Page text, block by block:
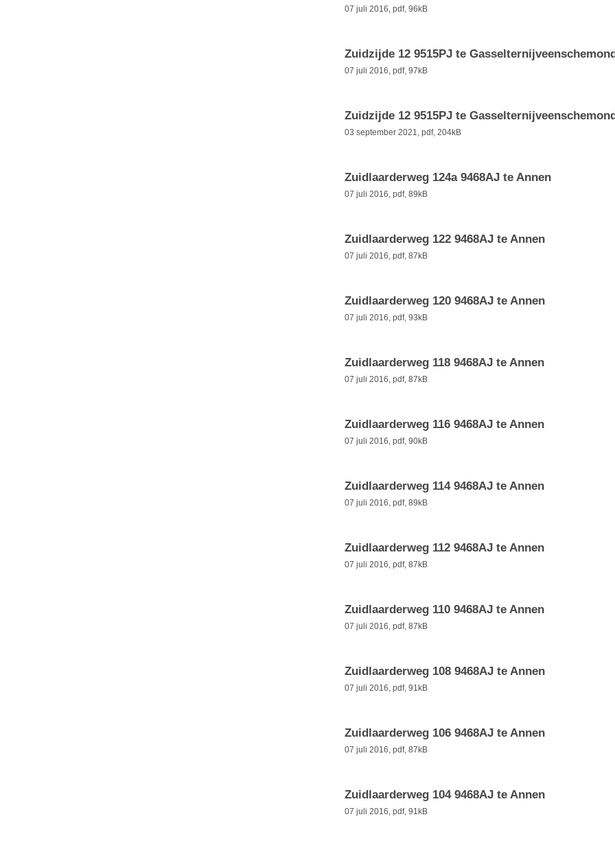
07 juli 2016, pdf, 96kB
Zuidzijde 12 9515PJ te
07 juli 2016, pdf, 97kB
Zuidzijde 12 9515PJ te
03 september 2021, pdf, 204kB
Zuidlaarderweg 124a 9468AJ te Annen
07 juli 2016, pdf, 89kB
Zuidlaarderweg 122 9468AJ te Annen
07 juli 2016, pdf, 87kB
Zuidlaarderweg 120 9468AJ te Annen
07 juli 2016, pdf, 93kB
Zuidlaarderweg 118 9468AJ te Annen
07 juli 2016, pdf, 87kB
Zuidlaarderweg 116 9468AJ te Annen
07 juli 2016, pdf, 90kB
Zuidlaarderweg 114 9468AJ te Annen
07 juli 2016, pdf, 89kB
Zuidlaarderweg 112 9468AJ te Annen
07 juli 2016, pdf, 87kB
Zuidlaarderweg 110 9468AJ te Annen
07 juli 2016, pdf, 87kB
Zuidlaarderweg 108 9468AJ te Annen
07 juli 2016, pdf, 91kB
Zuidlaarderweg 106 9468AJ te Annen
07 juli 2016, pdf, 87kB
Zuidlaarderweg 104 9468AJ te Annen
07 juli 2016, pdf, 91kB